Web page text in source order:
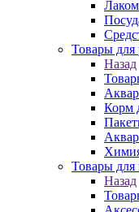
Товары для
Назад
Корм
Товары для
Назад